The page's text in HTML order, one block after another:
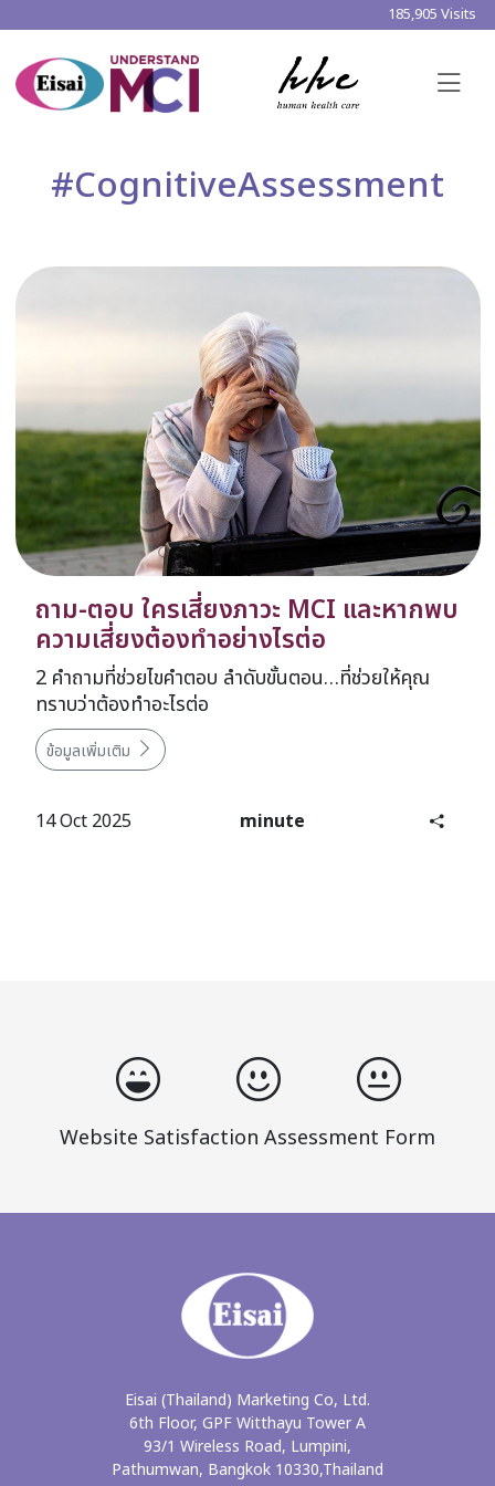
185,905 Visits
#CognitiveAssessment
ถาม-ตอบ ใครเสี่ยงภาวะ MCI และหากพบ
ความเสี่ยงต้องทำอย่างไรต่อ
2 คำถามที่ช่วยไขคำตอบ ลำดับขั้นตอน…ที่ช่วยให้คุณ
ทราบว่าต้องทำอะไรต่อ​
ข้อมูลเพิ่มเติม
14 Oct 2025 minute
Website Satisfaction Assessment Form
Eisai (Thailand) Marketing Co, Ltd.
6th Floor, GPF Witthayu Tower A
93/1 Wireless Road, Lumpini,
Pathumwan, Bangkok 10330,Thailand